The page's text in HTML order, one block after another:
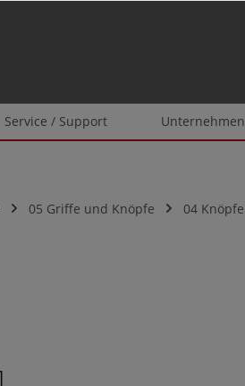
Service / Support Unternehmen
05 Griffe und Knöpfe 04 Knöpfe